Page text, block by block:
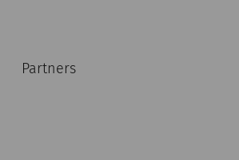
Partners